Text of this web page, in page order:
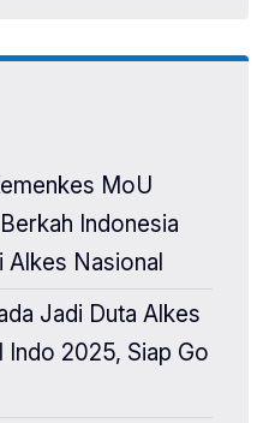
MoU
Indonesia
Nasional
Jadi Duta Alkes
Indo 2025, Siap Go